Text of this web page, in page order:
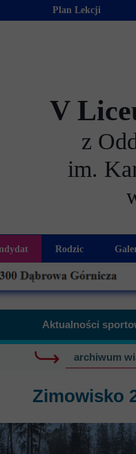
Zimowisko
archiwum
Aktualności
Rodzic
Harmonogram
Pomoc
szkolnego
Aktualności dla
kompetencji
Ważne terminy
Regulamin rekrutacji
rekrutacji
V
z
im.
Plan Lekcji